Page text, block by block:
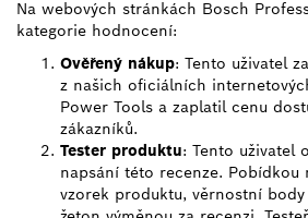
Na webových stránkách Bosch
kategorie hodnocení:
Ověřený nákup: Tento uživatel
z našich oficiálních
Power Tools a zaplatil cenu
zákazníků.
Tester produktu: Tento uživatel
napsání této recenze. Pobídkou
vzorek produktu, věrnostní